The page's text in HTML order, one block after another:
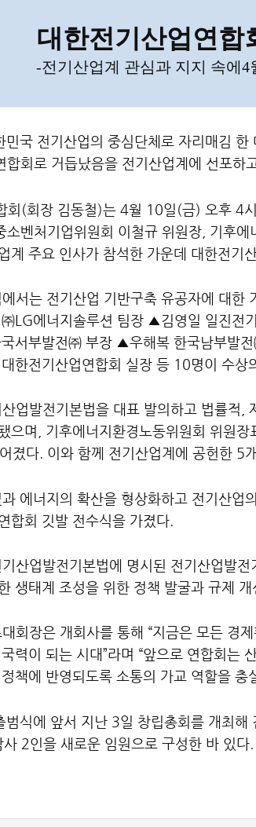
대한전기산업연합
-전기산업계 관심과 지지 속에 4
민국 전기산업의 중심단체로 자리매김
합회로 거듭났음을 전기산업계에 선포하
회(회장 김동철)는 4월 10일(금) 오후 4
소벤처기업위원회 이철규 위원장, 기후
계 주요 인사가 참석한 가운데 대한전기
서는 전기산업 기반구축 유공자에 대
LG에너지솔루션 팀장 ▲김영일 일진전
서부발전㈜ 부장 ▲우해복 한국남부발
한전기산업연합회 실장 등 10명이 수상
업발전기본법을 대표 발의하고 법률적
으며, 기후에너지환경노동위원회 위원
졌다. 이와 함께 전기산업계에 공헌한 5
에너지의 확산을 형상화하고 전기산업
합회 깃발 전수식을 가졌다.
산업발전기본법에 명시된 전기산업발
생태계 조성을 위한 정책 발굴과 규제
회장은 개회사를 통해 “지금은 모든 경
력이 되는 시대”라며 “앞으로 연합회는
책에 반영되도록 소통의 가교 역할을 충
식에 앞서 지난 3일 창립총회를 개최해
2인을 새로운 임원으로 구성한 바 있다.